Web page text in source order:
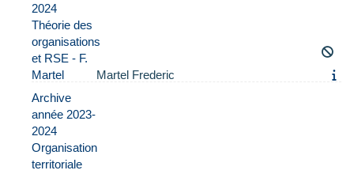
2024
Théorie des
organisations
et RSE - F.
Martel
Martel Frederic
Archive
année 2023-
2024
Organisation
territoriale